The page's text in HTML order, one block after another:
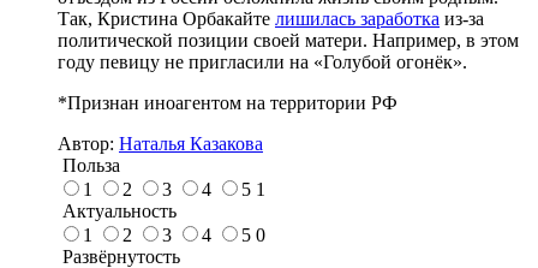
Так, Кристина Орбакайте лишилась заработка из-за
политической позиции своей матери. Например, в этом
году певицу не пригласили на «Голубой огонёк».
*Признан иноагентом на территории РФ
Автор: Наталья Казакова
Польза
1
2 3 4 5 1
Актуальность
1
2 3 4 5 0
Развёрнутость